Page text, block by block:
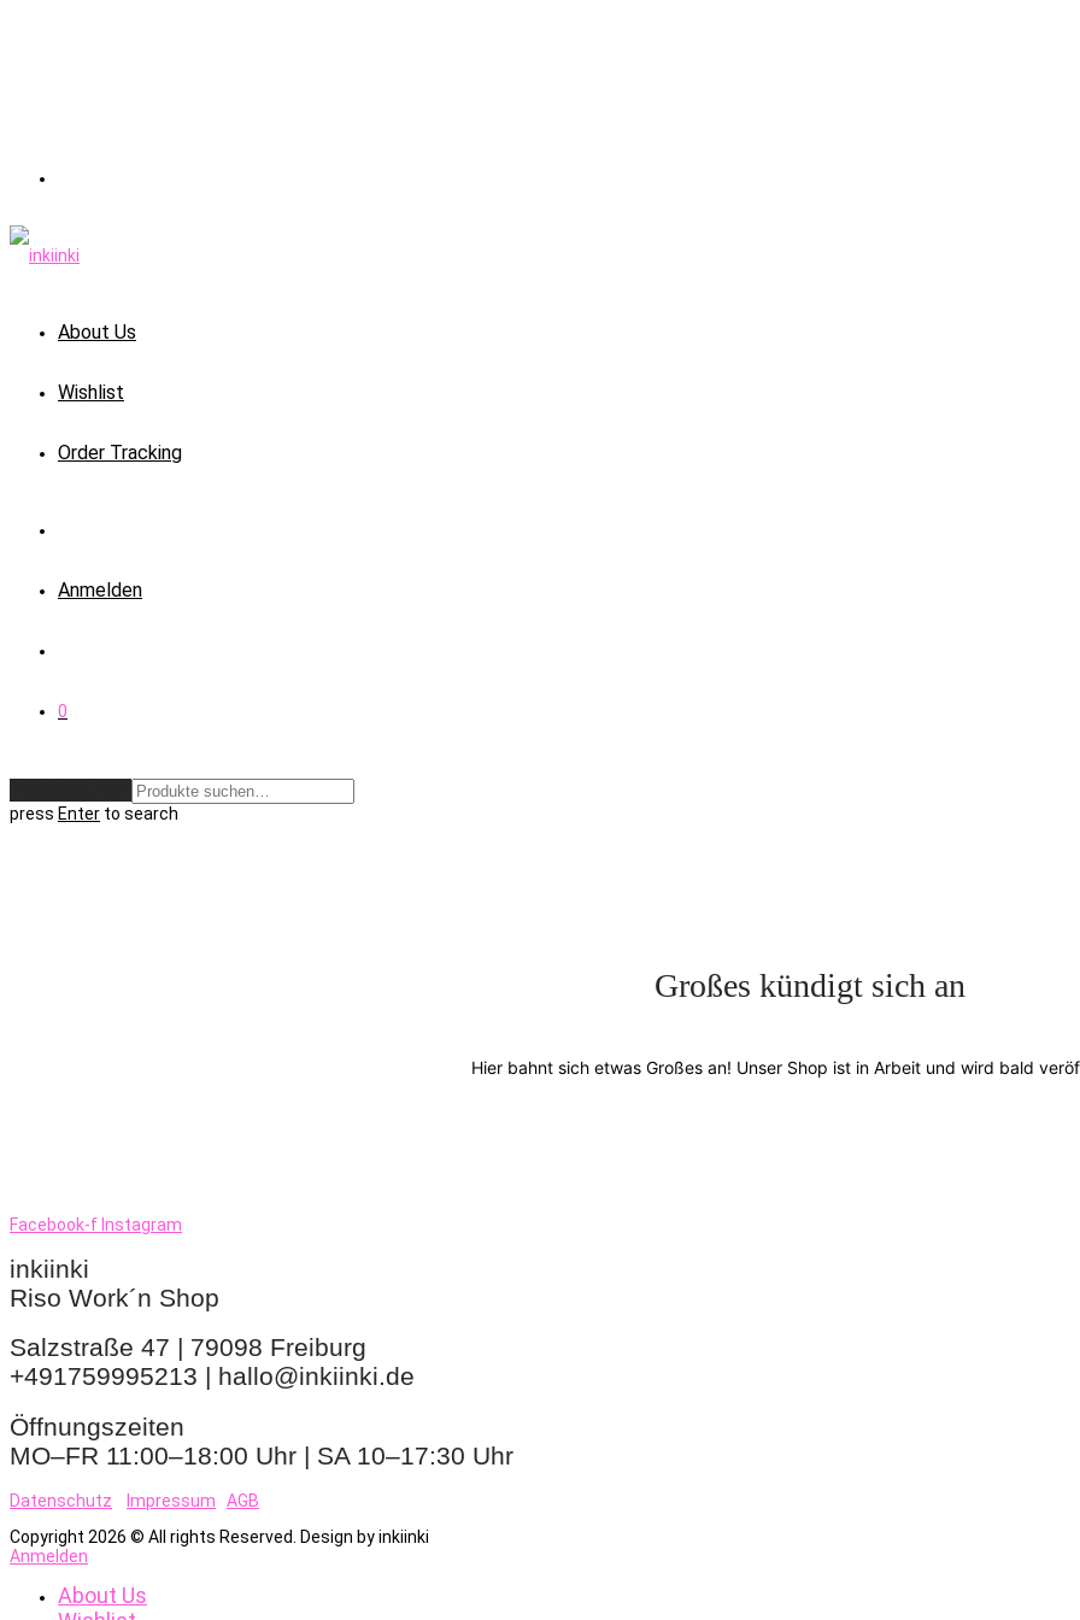
About Us
Wishlist
Order Tracking
Anmelden
0
press Enter to search
Großes kündigt sich an
Hier bahnt sich etwas Großes an! Unser Shop ist in Arbeit und wird bald
Facebook-fInstagram
inkiinki
Riso Work´n Shop
Salzstraße 47 | 79098 Freiburg
+491759995213 | hallo@inkiinki.de
Öffnungszeiten
MO–FR 11:00–18:00 Uhr | SA 10–17:30 Uhr
Datenschutz Impressum
AGB
Copyright 2026 © All rights Reserved. Design by inkiinki
Anmelden
About Us